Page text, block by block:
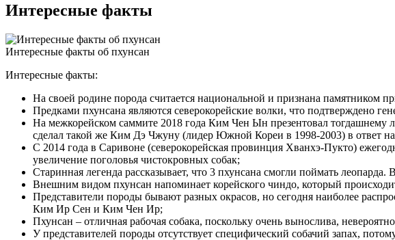
Интересные факты
Интересные факты об пхунсан
Интересные факты:
На своей родине порода считается национальной и признана памятником
Предками пхунсана являются северокорейские волки, что подтверждено
На межкорейском саммите 2018 года Ким Чен Ын презентовал
сделал такой же Ким Дэ Чжуну (лидер Южной Кореи в 1998-2003) в ответ
С 2014 года в Саривоне (северокорейская провинция Хванхэ-Пукто)
увеличение поголовья чистокровных собак;
Старинная легенда рассказывает, что 3 пхунсана смогли поймать
Внешним видом пхунсан напоминает корейского чиндо, который
Представители породы бывают разных окрасов, но сегодня наиболее
Ким Ир Сен и Ким Чен Ир;
Пхунсан – отличная рабочая собака, поскольку очень вынослива,
У представителей породы отсутствует специфический собачий запах,